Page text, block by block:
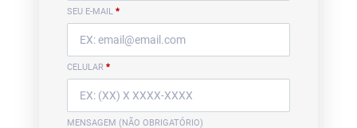
SEU E-MAIL *
CELULAR *
MENSAGEM (NÃO OBRIGATÓRIO)